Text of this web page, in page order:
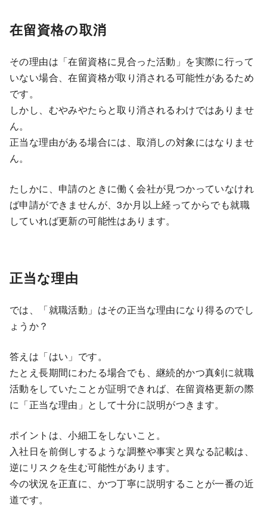
在留資格の取消
その理由は「在留資格に見合った活動」を実際に行って
いない場合、在留資格が取り消される可能性があるため
です。
しかし、むやみやたらと取り消されるわけではありませ
ん。
正当な理由がある場合には、取消しの対象にはなりませ
ん。
たしかに、申請のときに働く会社が見つかっていなけれ
ば申請ができませんが、3か月以上経ってからでも就職
していれば更新の可能性はあります。
正当な理由
では、「就職活動」はその正当な理由になり得るのでし
ょうか？
答えは「はい」です。
たとえ長期間にわたる場合でも、継続的かつ真剣に就職
活動をしていたことが証明できれば、在留資格更新の際
に「正当な理由」として十分に説明がつきます。
ポイントは、小細工をしないこと。
入社日を前倒しするような調整や事実と異なる記載は、
逆にリスクを生む可能性があります。
今の状況を正直に、かつ丁寧に説明することが一番の近
道です。